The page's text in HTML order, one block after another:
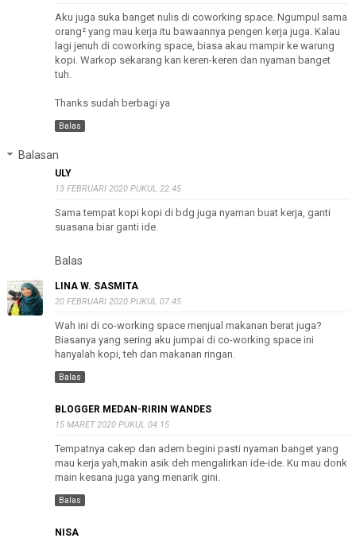
Aku juga suka banget nulis di coworking space. Ngumpul sama
orang² yang mau kerja itu bawaannya pengen kerja juga. Kalau
lagi jenuh di coworking space, biasa akau mampir ke warung
kopi. Warkop sekarang kan keren-keren dan nyaman banget
tuh.
Thanks sudah berbagi ya
Balas
Balasan
ULY
13 FEBRUARI 2020 PUKUL 22.45
Sama tempat kopi kopi di bdg juga nyaman buat kerja, ganti
suasana biar ganti ide.
Balas
LINA W. SASMITA
20 FEBRUARI 2020 PUKUL 07.45
Wah ini di co-working space menjual makanan berat juga?
Biasanya yang sering aku jumpai di co-working space ini
hanyalah kopi, teh dan makanan ringan.
Balas
BLOGGER MEDAN-RIRIN WANDES
15 MARET 2020 PUKUL 04.15
Tempatnya cakep dan adem begini pasti nyaman banget yang
mau kerja yah,makin asik deh mengalirkan ide-ide. Ku mau donk
main kesana juga yang menarik gini.
Balas
NISA